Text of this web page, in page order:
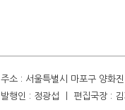
주소 : 서울특별시 마포구 양화
발행인 : 정광섭 ㅣ 편집국장 :